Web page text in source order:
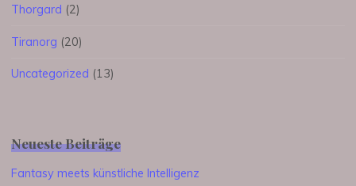
Thorgard (2)
Tiranorg (20)
Uncategorized (13)
Neueste Beiträge
Fantasy meets künstliche Intelligenz